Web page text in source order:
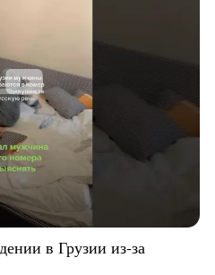
в Грузии из-за